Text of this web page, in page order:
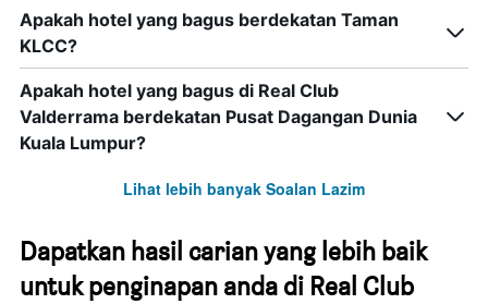
Apakah hotel yang bagus berdekatan Taman
KLCC?
Apakah hotel yang bagus di Real Club
Valderrama berdekatan Pusat Dagangan Dunia
Kuala Lumpur?
Lihat lebih banyak Soalan Lazim
Dapatkan hasil carian yang lebih baik
untuk penginapan anda di Real Club